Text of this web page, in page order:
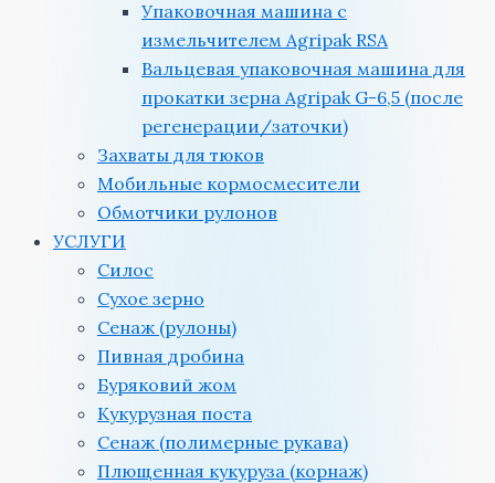
Упаковочная машина с
измельчителем Agripak RSA
Вальцевая упаковочная машина для
прокатки зерна Agripak G-6,5 (после
регенерации/заточки)
Захваты для тюков
Мобильные кормосмесители
Обмотчики рулонов
УСЛУГИ
Силос
Сухое зерно
Сенаж (рулоны)
Пивная дробина
Буряковий жом
Кукурузная поста
Сенаж (полимерные рукава)
Плющенная кукуруза (корнаж)